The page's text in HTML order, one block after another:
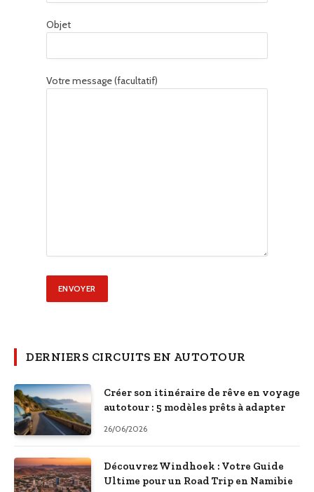
Objet
Votre message (facultatif)
DERNIERS CIRCUITS EN AUTOTOUR
Créer son itinéraire de rêve en voyage
autotour : 5 modèles prêts à adapter
26/06/2026
Découvrez Windhoek : Votre Guide
Ultime pour un Road Trip en Namibie